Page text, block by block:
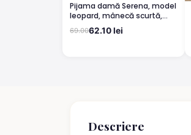
Pijama damă Serena, model
leopard, mânecă scurtă,
pantaloni 3/4
69.0062.10 lei
Descriere